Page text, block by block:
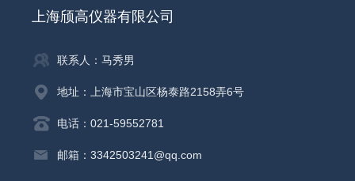
上海颀高仪器有限公司
联系人：马秀男
地址：上海市宝山区杨泰路2158弄6号
电话：021-59552781
邮箱：3342503241@qq.com